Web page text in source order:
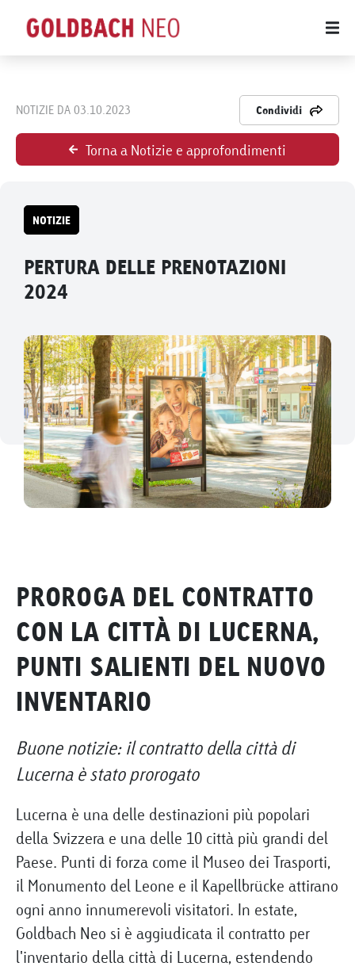
NOTIZIE DA 03.10.2023 Condividi
Torna a Notizie e approfondimenti
NOTIZIE
PERTURA DELLE PRENOTAZIONI
2024
PROROGA DEL CONTRATTO
CON LA CITTÀ DI LUCERNA,
PUNTI SALIENTI DEL NUOVO
INVENTARIO
Buone notizie: il contratto della città di
Lucerna è stato prorogato
Lucerna è una delle destinazioni più popolari
della Svizzera e una delle 10 città più grandi del
Paese. Punti di forza come il Museo dei Trasporti,
il Monumento del Leone e il Kapellbrücke attirano
ogni anno innumerevoli visitatori. In estate,
Goldbach Neo si è aggiudicata il contratto per
l'inventario della città di Lucerna, estendendo